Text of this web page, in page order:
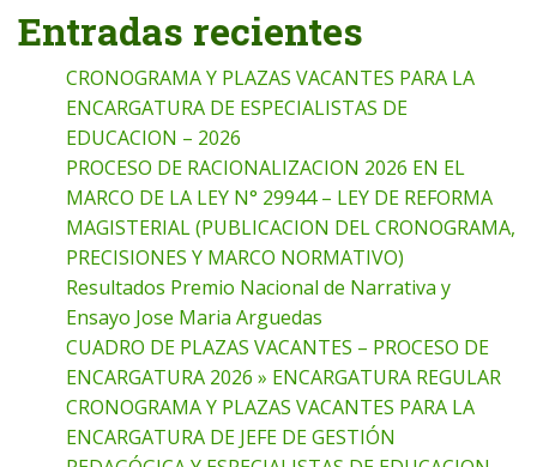
Entradas recientes
CRONOGRAMA Y PLAZAS VACANTES PARA LA
ENCARGATURA DE ESPECIALISTAS DE
EDUCACION – 2026
PROCESO DE RACIONALIZACION 2026 EN EL
MARCO DE LA LEY N° 29944 – LEY DE REFORMA
MAGISTERIAL (PUBLICACION DEL CRONOGRAMA,
PRECISIONES Y MARCO NORMATIVO)
Resultados Premio Nacional de Narrativa y
Ensayo Jose Maria Arguedas
CUADRO DE PLAZAS VACANTES – PROCESO DE
ENCARGATURA 2026 » ENCARGATURA REGULAR
CRONOGRAMA Y PLAZAS VACANTES PARA LA
ENCARGATURA DE JEFE DE GESTIÓN